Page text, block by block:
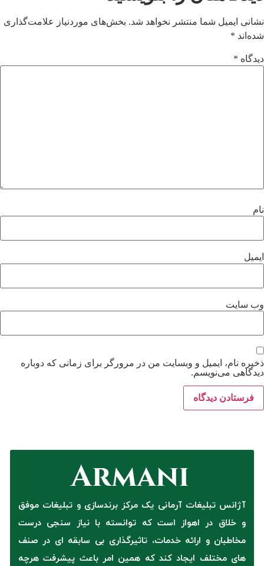
نشانی ایمیل شما منتشر نخواهد شد. بخش‌های موردنیاز علامت‌گذاری
شده‌اند *
دیدگاه *
نام
ایمیل
وب‌ سایت
ذخیره نام، ایمیل و وبسایت من در مرورگر برای زمانی که دوباره
دیدگاهی می‌نویسم.
آژانس تبلیغات آرمانی یک مرکز برندسازی و تبلیغات موفق
و خلاق در اهواز است که توانسته با نیاز سنجی درست
مخاطبان و ارائه خدمات، تاثیرگذاری بی سابقه ای در صنف
های مختلف ایجاد کند که همین امر باعث پیشرفت هرچه